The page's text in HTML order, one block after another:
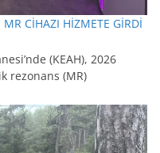
MR CİHAZI HİZMETE GİRDİ
(KEAH), 2026
rezonans (MR)